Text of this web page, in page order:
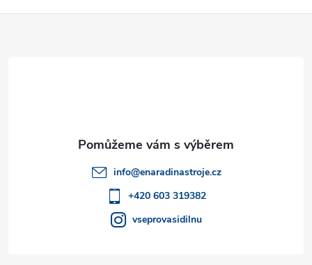
info@enaradinastroje.cz
+420 603 319382
vseprovasidilnu